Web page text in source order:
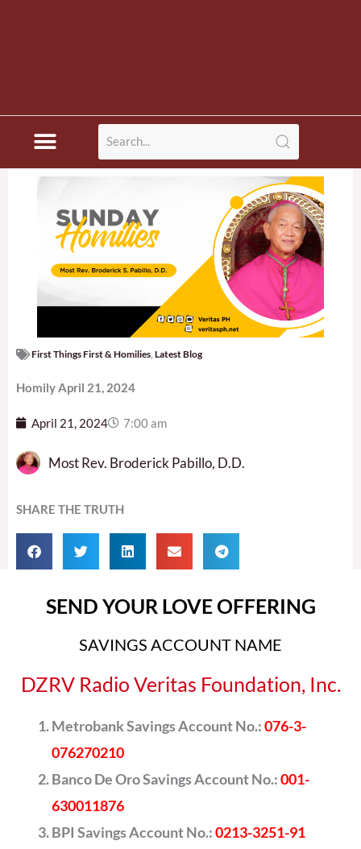
First Things First & Homilies Latest Blog
Homily April 21, 2024
April 21, 2024 7:00 am
Most Rev. Broderick Pabillo, D.D.
SHARE THE TRUTH
SEND YOUR LOVE OFFERING
SAVINGS ACCOUNT NAME
DZRV Radio Veritas Foundation, Inc.
Metrobank Savings Account No.:076-3-
076270210
Banco De Oro Savings Account No.:001-
630011876
BPI Savings Account No.:0213-3251-91